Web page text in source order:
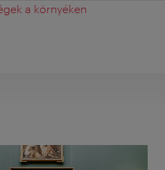
a környéken